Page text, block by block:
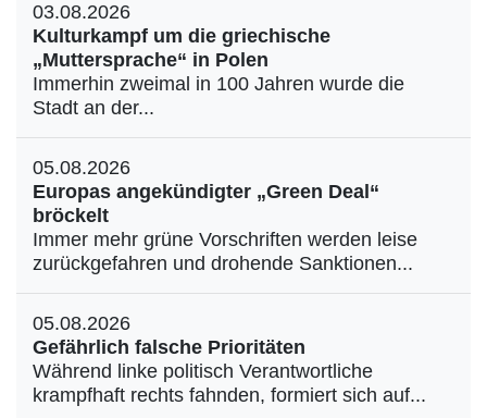
03.08.2026
Kulturkampf um die griechische
„Muttersprache“ in Polen
Immerhin zweimal in 100 Jahren wurde die
Stadt an der...
05.08.2026
Europas angekündigter „Green Deal“
bröckelt
Immer mehr grüne Vorschriften werden leise
zurückgefahren und drohende Sanktionen...
05.08.2026
Gefährlich falsche Prioritäten
Während linke politisch Verantwortliche
krampfhaft rechts fahnden, formiert sich auf...